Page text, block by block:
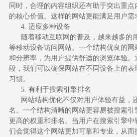
同时，合理的内容组织还有助于突出重
的核心价值。这样的网站更能满足用户需
4. 适应多种设备
随着移动互联网的普及，越来越多的
等移动设备访问网站。一个结构优良的
和分辨率，为用户提供舒适的浏览体验
段，我们可以确保网站在不同设备上的表
习惯。
5. 有利于搜索引擎排名
网站结构优化不仅对用户体验有益，
名。一个结构清晰的网站更容易被搜索
更高的权重和排名。当用户在搜索引擎
们会觉得这个网站更加可靠和专业，从而